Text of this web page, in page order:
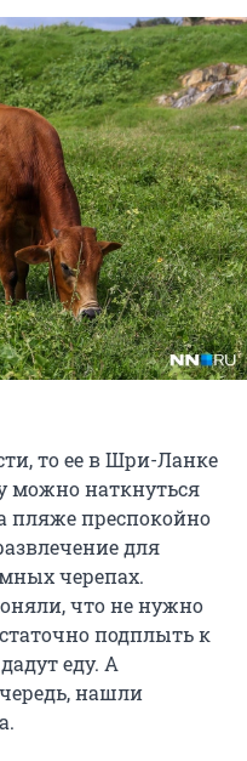
то ее в Шри-Ланке
можно наткнуться
пляже преспокойно
для
черепах.
что не нужно
подплыть к
еду. А
нашли